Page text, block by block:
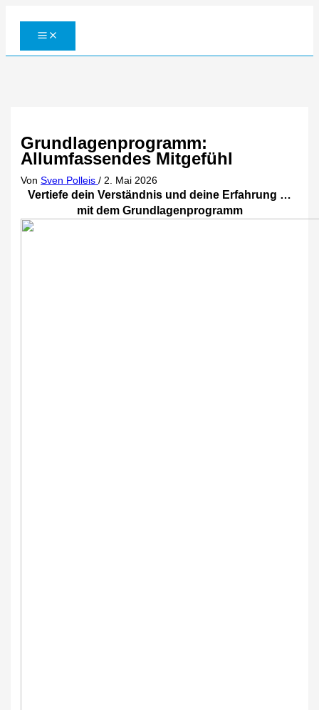
Grundlagenprogramm:
Allumfassendes Mitgefühl
VonSven Polleis/2. Mai 2026
Vertiefe dein Verständnis und deine Erfahrung …
mit dem Grundlagenprogramm